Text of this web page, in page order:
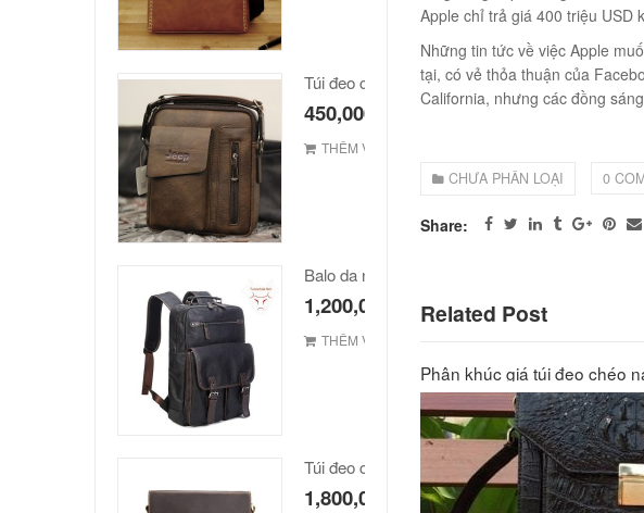
Túi đeo chéo Jeep giá rẻ 04
450,000
THÊM VÀO GIỎ
Balo da nam hàn quốc cao cấp
1,200,000
THÊM VÀO GIỎ
Túi đeo chéo nam công sở da bò sáp đựng tài liệu A4 KT57
1,800,000
Apple chỉ trả giá 400 triệu USD
Những tin tức về việc Apple
tại, có vẻ thỏa thuận của
California, nhưng các đồng
CHƯA PHÂN LOẠI 0
Share:
Related Post
Phân khúc giá túi đeo chéo